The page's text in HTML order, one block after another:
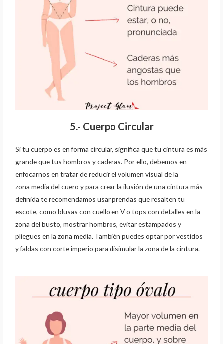
5.- Cuerpo Circular
Si tu cuerpo es en forma circular, significa que tu cintura es más
grande que tus hombros ycaderas. Por ello, debemos en
enfocarnos en tratar de reducir el volumen visual de la
zonamedia del cuero y para crear la ilusión de una cintura más
definida te recomendamos usarprendas que resalten tu
escote, como blusas con cuello en V o tops con detalles en la
zona delbusto, mostrar hombros, evitar estampados y
pliegues en la zona media. También puedesoptar por vestidos
y faldas con corte imperio para disimular la zona de la cintura.